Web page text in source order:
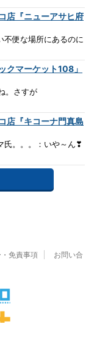
店『ニューアサヒ府
不便な場所にあるのに
クマーケット108」
。さすが
店『キコーナ門真島
氏。。。：いや～ん❣
免責事項
お問い合